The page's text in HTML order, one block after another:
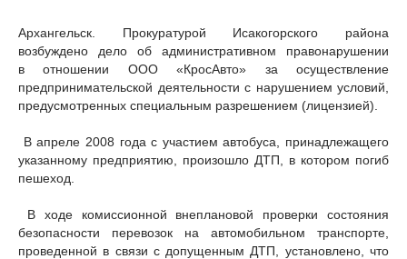
Архангельск. Прокуратурой Исакогорского района
возбуждено дело об административном правонарушении
в отношении ООО «КросАвто» за осуществление
предпринимательской деятельности с нарушением условий,
предусмотренных специальным разрешением (лицензией).
В апреле 2008 года с участием автобуса, принадлежащего
указанному предприятию, произошло ДТП, в котором погиб
пешеход.
В ходе комиссионной внеплановой проверки состояния
безопасности перевозок на автомобильном транспорте,
проведенной в связи с допущенным ДТП, установлено, что